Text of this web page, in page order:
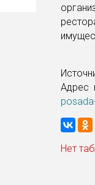
Адрес
Нет